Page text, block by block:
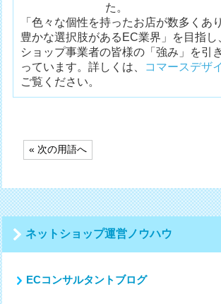
た。
「色々な個性を持ったお店が数多くあ
豊かな選択肢があるEC業界」を目指し
ショップ事業者の皆様の「強み」を引
っています。詳しくは、 コマースデザ
ご覧ください。
投
稿
ナ
ビ
ゲ
ー
シ
ョ
ン
« 次の用語へ
ネットショップ運営ノウハウ
ECコンサルタントブログ